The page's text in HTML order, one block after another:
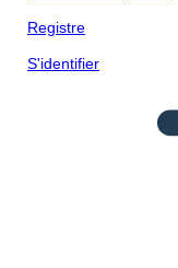
Registre
S'identifier